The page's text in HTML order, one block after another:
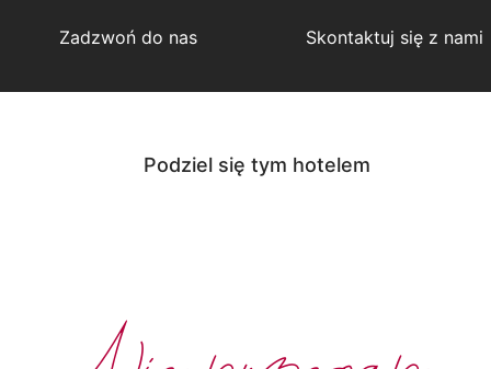
Zadzwoń do nas Skontaktuj się z nami
Podziel się tym hotelem